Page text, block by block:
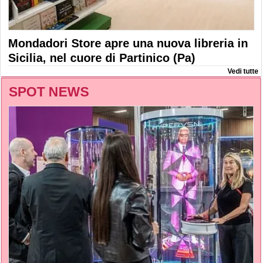
Mondadori Store apre una nuova libreria in
Sicilia, nel cuore di Partinico (Pa)
Vedi tutte
SPOT NEWS